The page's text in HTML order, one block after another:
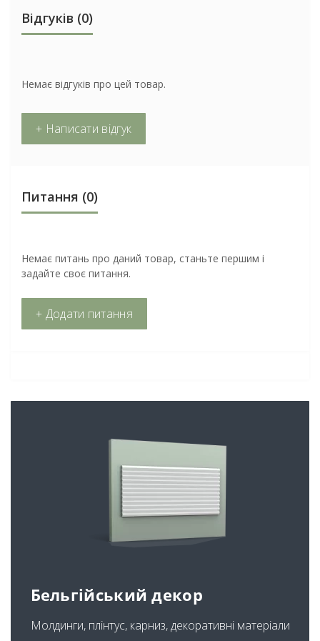
Відгуків (0)
Немає відгуків про цей товар.
+ Написати відгук
Питання (0)
Немає питань про даний товар, станьте першим і
задайте своє питання.
+ Додати питання
Бельгійський декор
Молдинги, плінтус, карниз, декоративні матеріали